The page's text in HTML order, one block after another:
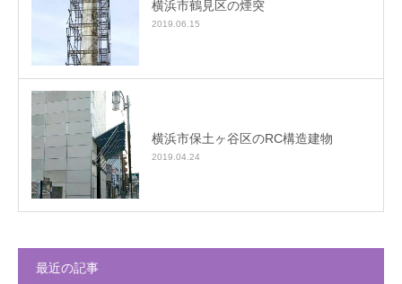
横浜市鶴見区の煙突
2019.06.15
横浜市保土ヶ谷区のRC構造建物
2019.04.24
最近の記事